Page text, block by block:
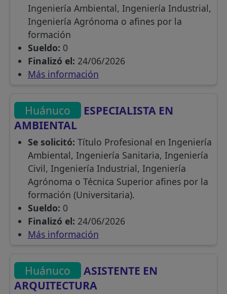
Ingeniería Ambiental, Ingeniería Industrial,
Ingeniería Agrónoma o afines por la
formación
Sueldo: 0
Finalizó el: 24/06/2026
Más información
Huánuco
ESPECIALISTA EN
AMBIENTAL
Se solicitó: Título Profesional en Ingeniería
Ambiental, Ingeniería Sanitaria, Ingeniería
Civil, Ingeniería Industrial, Ingeniería
Agrónoma o Técnica Superior afines por la
formación (Universitaria).
Sueldo: 0
Finalizó el: 24/06/2026
Más información
Huánuco
ASISTENTE EN
ARQUITECTURA